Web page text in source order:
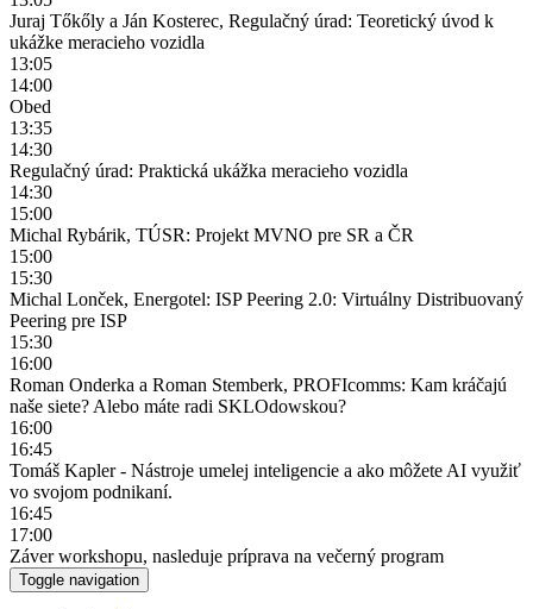
Juraj Tőkőly a Ján Kosterec, Regulačný úrad: Teoretický úvod k
ukážke meracieho vozidla
13:05
14:00
Obed
13:35
14:30
Regulačný úrad: Praktická ukážka meracieho vozidla
14:30
15:00
Michal Rybárik, TÚSR: Projekt MVNO pre SR a ČR
15:00
15:30
Michal Lonček, Energotel: ISP Peering 2.0: Virtuálny Distribuovaný
Peering pre ISP
15:30
16:00
Roman Onderka a Roman Stemberk, PROFIcomms: Kam kráčajú
naše siete? Alebo máte radi SKLOdowskou?
16:00
16:45
Tomáš Kapler - Nástroje umelej inteligencie a ako môžete AI využiť
vo svojom podnikaní.
16:45
17:00
Záver workshopu, nasleduje príprava na večerný program
Toggle navigation